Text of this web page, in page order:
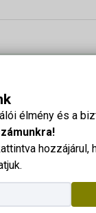
élmény és a
hozzájárul,
szabályzatban